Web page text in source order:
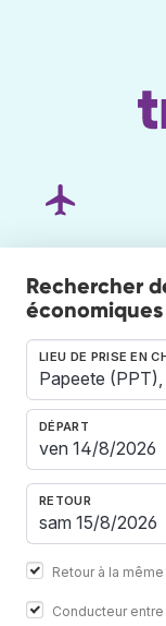
Rechercher
LIEU DE PRISE EN
DÉPART
RETOUR
Retour à la
Conducteur